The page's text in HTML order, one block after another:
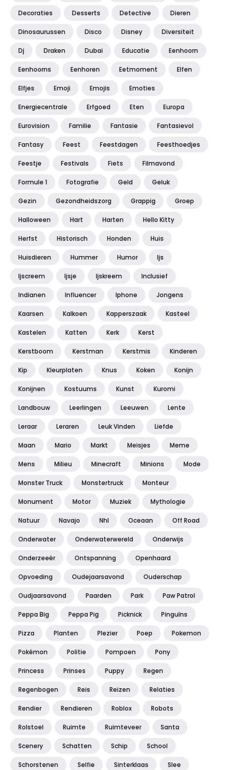
Decoraties Desserts Detective Dieren
Dinosaurussen Disco Disney Diversiteit
Dj Draken Dubai Educatie Eenhoorn
Eenhoorns Eenhoren Eetmoment Elfen
Elfjes Emoji Emojis Emoties
Energiecentrale Erfgoed Eten Europa
Eurovision Familie Fantasie Fantasievol
Fantasy Feest Feestdagen Feesthoedjes
Feestje Festivals Fiets Filmavond
Formule 1 Fotografie Geld Geluk
Gezin Gezondheidszorg Grappig Groep
Halloween Hart Harten Hello Kitty
Herfst Historisch Honden Huis
Huisdieren Hummer Humor Ijs
Ijscreem Ijsje Ijskreem Inclusief
Indianen Influencer Iphone Jongens
Kaarsen Kalkoen Kapperszaak Kasteel
Kastelen Katten Kerk Kerst
Kerstboom Kerstman Kerstmis Kinderen
Kip Kleurplaten Knus Koken Konijn
Konijnen Kostuums Kunst Kuromi
Landbouw Leerlingen Leeuwen Lente
Leraar Leraren Leuk Vinden Liefde
Maan Mario Markt Meisjes Meme
Mens Milieu Minecraft Minions Mode
Monster Truck Monstertruck Monteur
Monument Motor Muziek Mythologie
Natuur Navajo Nhl Oceaan Off Road
Onderwater Onderwaterwereld Onderwijs
Onderzeeër Ontspanning Openhaard
Opvoeding Oudejaarsavond Ouderschap
Oudjaarsavond Paarden Park Paw Patrol
Peppa Big Peppa Pig Picknick Pinguïns
Pizza Planten Plezier Poep Pokemon
Pokémon Politie Pompoen Pony
Princess Prinses Puppy Regen
Regenbogen Reis Reizen Relaties
Rendier Rendieren Roblox Robots
Rolstoel Ruimte Ruimteveer Santa
Scenery Schatten Schip School
Schorstenen Selfie Sinterklaas Slee